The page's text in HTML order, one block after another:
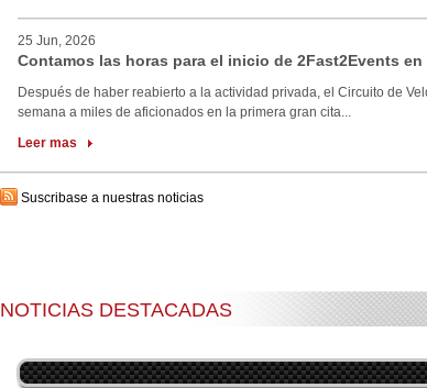
25 Jun, 2026
Contamos las horas para el inicio de 2Fast2Events
Después de haber reabierto a la actividad privada, el Circuito de
semana a miles de aficionados en la primera gran cita...
Leer mas
Suscribase a nuestras noticias
NOTICIAS DESTACADAS